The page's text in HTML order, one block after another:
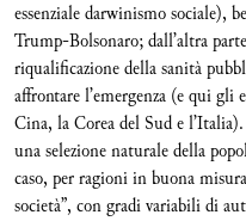
essenziale darwinismo sociale),
Trump-Bolsonaro; dall’altra
riqualificazione della sanità
affrontare l’emergenza (e qui gli
Cina, la Corea del Sud e
una selezione naturale della
caso, per ragioni in buona
società”, con gradi variabili di